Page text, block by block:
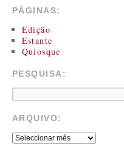
PÁGINAS:
Edição
Estante
Quiosque
PESQUISA:
ARQUIVO: